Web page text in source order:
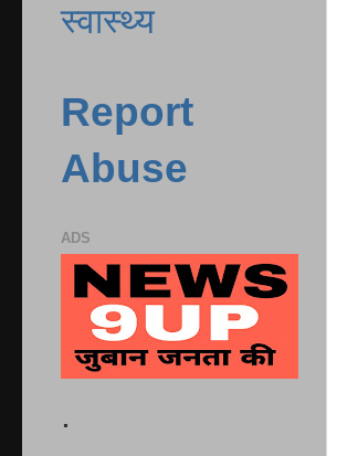
स्वास्थ्य
Report
Abuse
ADS
.